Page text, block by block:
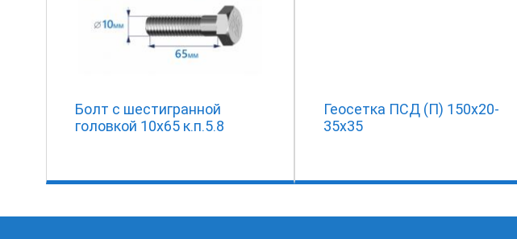
Болт с шестигранной
головкой 10х65 к.п.5.8
Геосетка ПСД (П) 150x20-
35x35